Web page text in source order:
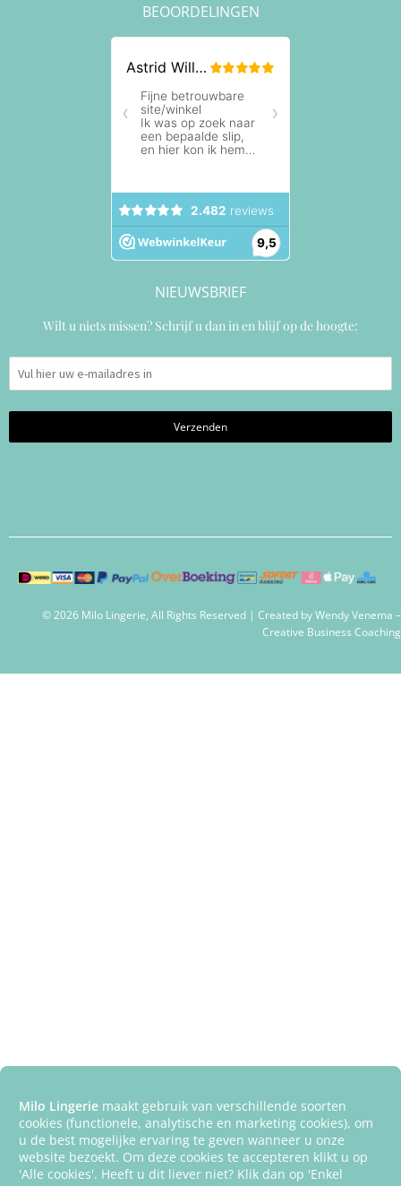
Milo Lingerie maakt gebruik van verschillende soorten
cookies (functionele, analytische en marketing cookies), om
u de best mogelijke ervaring te geven wanneer u onze
website bezoekt. Om deze cookies te accepteren klikt u op
'Alle cookies'. Heeft u dit liever niet? Klik dan op 'Enkel
BEOORDELINGEN
NIEUWSBRIEF
Wilt u niets missen? Schrijf u dan in en blijf op de hoogte:
© 2026 Milo Lingerie, All Rights Reserved | Created byWendy Venema –
Creative Business Coaching